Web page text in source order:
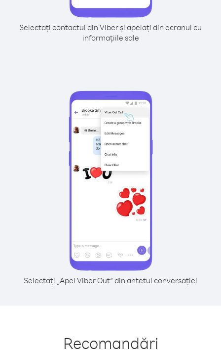
Selectați contactul din Viber și apelați din ecranul cu
informațiile sale
Selectați „Apel Viber Out” din antetul conversației
Recomandări